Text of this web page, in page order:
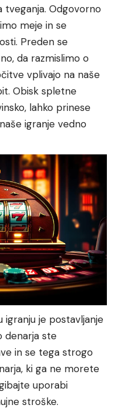
tveganja. Odgovorno
meje in se
Preden se
da razmislimo o
vplivajo na naše
Obisk spletne
, lahko prinese
igranje vedno
je postavljanje
denarja ste
in se tega strogo
ki ga ne morete
uporabi
stroške.